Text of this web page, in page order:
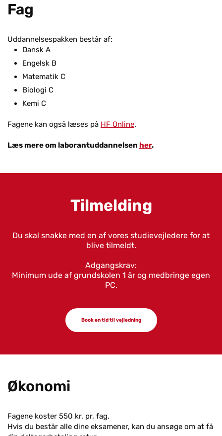
Fag
Uddannelsespakken består af:
Dansk A
Engelsk B
Matematik C
Biologi C
Kemi C
Fagene kan også læses på HF Online.
Læs mere om laborantuddannelsen her.
Til­mel­ding
Du skal snakke med en af vores studievejledere for at
blive tilmeldt.
Adgangskrav:
Minimum ude af grundskolen 1 år og medbringe egen
PC.
Book en tid til vejledning
Økonomi
Fagene koster 550 kr. pr. fag.
Hvis du består alle dine eksamener, kan du ansøge om at få